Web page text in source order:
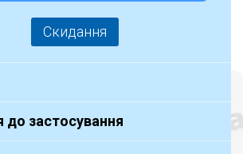
Скидання
до застосування